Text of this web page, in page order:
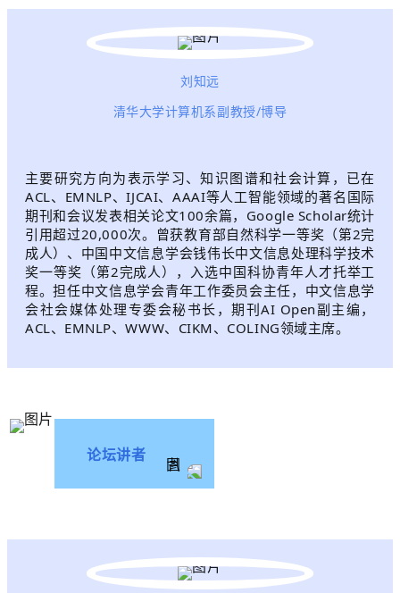
刘知远
清华大学计算机系副教授/博导
主要研究方向为表示学习、知识图谱和社会计算，已在
ACL、EMNLP、IJCAI、AAAI等人工智能领域的著名国际
期刊和会议发表相关论文100余篇，Google Scholar统计
引用超过20,000次。曾获教育部自然科学一等奖（第2完
成人）、中国中文信息学会钱伟长中文信息处理科学技术
奖一等奖（第2完成人），入选中国科协青年人才托举工
程。担任中文信息学会青年工作委员会主任，中文信息学
会社会媒体处理专委会秘书长，期刊AI Open副主编，
ACL、EMNLP、WWW、CIKM、COLING领域主席。
论坛讲者